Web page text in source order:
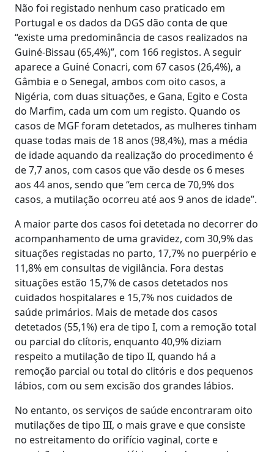
Não foi registado nenhum caso praticado em
Portugal e os dados da DGS dão conta de que
“existe uma predominância de casos realizados na
Guiné-Bissau (65,4%)”, com 166 registos. A seguir
aparece a Guiné Conacri, com 67 casos (26,4%), a
Gâmbia e o Senegal, ambos com oito casos, a
Nigéria, com duas situações, e Gana, Egito e Costa
do Marfim, cada um com um registo. Quando os
casos de MGF foram detetados, as mulheres tinham
quase todas mais de 18 anos (98,4%), mas a média
de idade aquando da realização do procedimento é
de 7,7 anos, com casos que vão desde os 6 meses
aos 44 anos, sendo que “em cerca de 70,9% dos
casos, a mutilação ocorreu até aos 9 anos de idade”.
A maior parte dos casos foi detetada no decorrer do
acompanhamento de uma gravidez, com 30,9% das
situações registadas no parto, 17,7% no puerpério e
11,8% em consultas de vigilância. Fora destas
situações estão 15,7% de casos detetados nos
cuidados hospitalares e 15,7% nos cuidados de
saúde primários. Mais de metade dos casos
detetados (55,1%) era de tipo I, com a remoção total
ou parcial do clítoris, enquanto 40,9% diziam
respeito a mutilação de tipo II, quando há a
remoção parcial ou total do clitóris e dos pequenos
lábios, com ou sem excisão dos grandes lábios.
No entanto, os serviços de saúde encontraram oito
mutilações de tipo III, o mais grave e que consiste
no estreitamento do orifício vaginal, corte e